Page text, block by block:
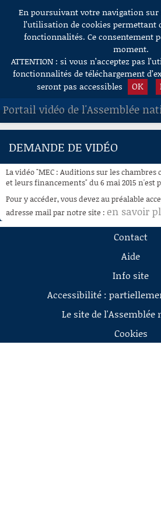
Aller au contenu
En poursuivant votre navigation sur
l’utilisation de cookies permettant
fonctionnalités. Ce consentement
moment.
ATTENTION : si vous n’acceptez pas
fonctionnalités de téléchargement
seront pas accessibles
OK
Portail vidéo de l'Assemblée
ACCUEIL
À LA DEMANDE
RECHERCHE
AIDE À LA DÉCOUPE
DEMANDE DE VIDÉO
La vidéo "MEC : Auditions sur les
et leurs financements" du 6 mai 2015 n'est
Pour y accéder, vous devez au préalable
adresse mail par notre site : en savoir
Contact
Aide
Info site
Accessibilité :
Le site de
Cookies